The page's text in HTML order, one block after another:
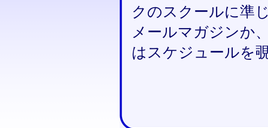
クのスクールに準
メールマガジンか
はスケジュールを